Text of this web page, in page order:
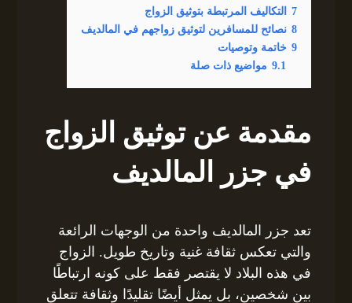
7
التكاليف المرتبطة بتوثيق الزواج
8 نصائح للمسافرين لتوثيق زواجهم في المالديف
9 خاتمة وتوصيات
9.1 مواضيع ذات صلة
مقدمة عن توثيق الزواج
في جزر المالديف
تعد جزر المالديف واحدة من الوجهات الرائعة
والتي تعكس ثقافة غنية وتاريخ طويل. الزواج
في هذه البلاد لا يقتصر فقط على كونه ارتباطًا
بين شخصين، بل يمثل أيضًا تقليدًا وثقافة تتعلق